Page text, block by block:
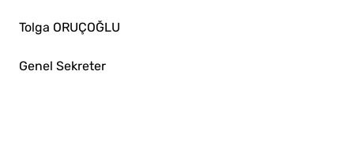
Tolga ORUÇOĞLU
Genel Sekreter